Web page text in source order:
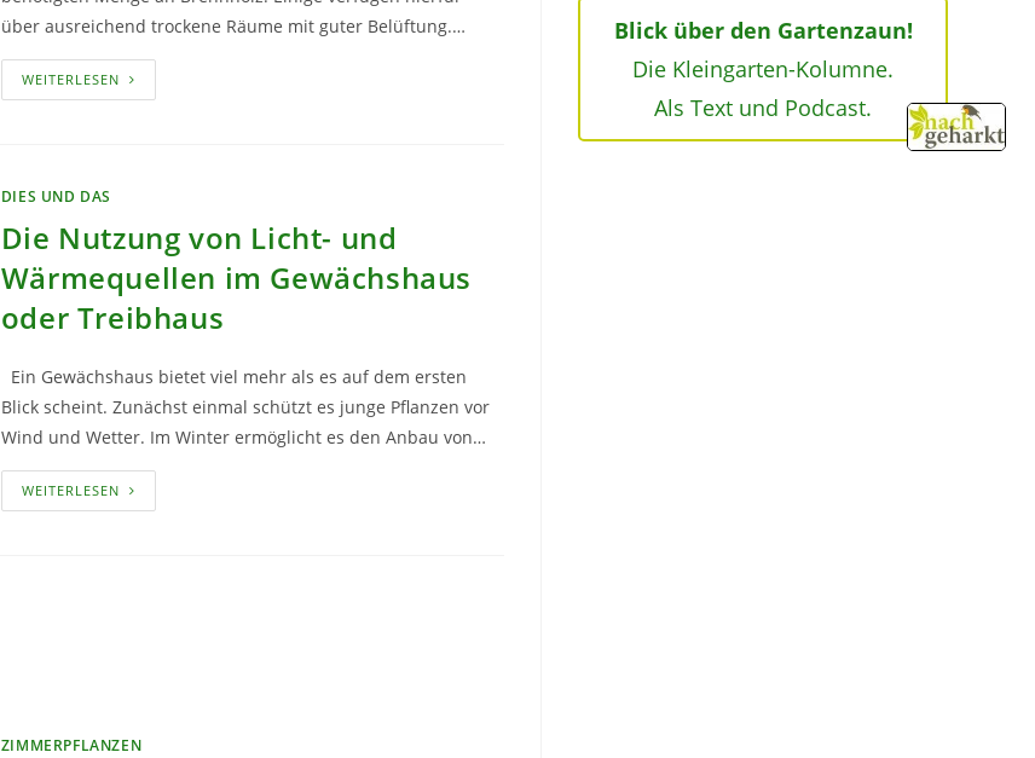
über ausreichend trockene Räume mit guter Belüftung.…
WEITERLESENBRENNHOLZ
RICHTIG
DIES UND DAS
Die Nutzung von Licht- und
Wärmequellen im Gewächshaus
oder Treibhaus
Ein Gewächshaus bietet viel mehr als es auf dem ersten
Blick scheint. Zunächst einmal schützt es junge Pflanzen vor
Wind und Wetter. Im Winter ermöglicht es den Anbau von…
WEITERLESENDIE
NUTZUNG
ZIMMERPFLANZEN
Blick über den Gartenzaun!
Die Kleingarten-Kolumne.
Als Text und Podcast.